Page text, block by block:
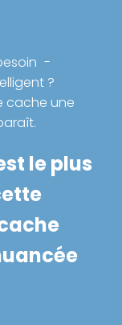
?
cache une
le plus